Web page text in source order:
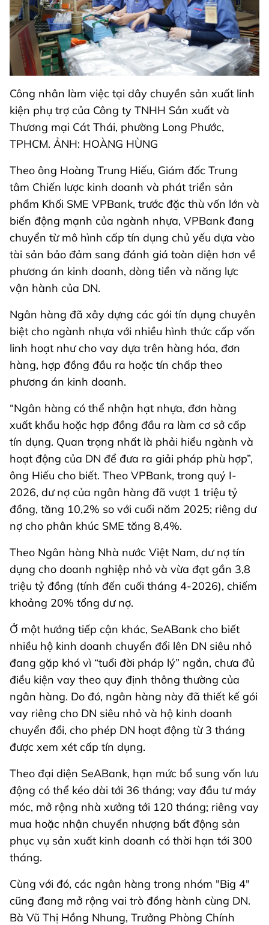
Công nhân làm việc tại dây chuyền sản xuất linh
kiện phụ trợ của Công ty TNHH Sản xuất và
Thương mại Cát Thái, phường Long Phước,
TPHCM. ẢNH: HOÀNG HÙNG
Theo ông Hoàng Trung Hiếu, Giám đốc Trung
tâm Chiến lược kinh doanh và phát triển sản
phẩm Khối SME VPBank, trước đặc thù vốn lớn và
biến động mạnh của ngành nhựa, VPBank đang
chuyển từ mô hình cấp tín dụng chủ yếu dựa vào
tài sản bảo đảm sang đánh giá toàn diện hơn về
phương án kinh doanh, dòng tiền và năng lực
vận hành của DN.
Ngân hàng đã xây dựng các gói tín dụng chuyên
biệt cho ngành nhựa với nhiều hình thức cấp vốn
linh hoạt như cho vay dựa trên hàng hóa, đơn
hàng, hợp đồng đầu ra hoặc tín chấp theo
phương án kinh doanh.
“Ngân hàng có thể nhận hạt nhựa, đơn hàng
xuất khẩu hoặc hợp đồng đầu ra làm cơ sở cấp
tín dụng. Quan trọng nhất là phải hiểu ngành và
hoạt động của DN để đưa ra giải pháp phù hợp”,
ông Hiếu cho biết. Theo VPBank, trong quý I-
2026, dư nợ của ngân hàng đã vượt 1 triệu tỷ
đồng, tăng 10,2% so với cuối năm 2025; riêng dư
nợ cho phân khúc SME tăng 8,4%.
Theo Ngân hàng Nhà nước Việt Nam, dư nợ tín
dụng cho doanh nghiệp nhỏ và vừa đạt gần 3,8
triệu tỷ đồng (tính đến cuối tháng 4-2026), chiếm
khoảng 20% tổng dư nợ.
Ở một hướng tiếp cận khác, SeABank cho biết
nhiều hộ kinh doanh chuyển đổi lên DN siêu nhỏ
đang gặp khó vì “tuổi đời pháp lý” ngắn, chưa đủ
điều kiện vay theo quy định thông thường của
ngân hàng. Do đó, ngân hàng này đã thiết kế gói
vay riêng cho DN siêu nhỏ và hộ kinh doanh
chuyển đổi, cho phép DN hoạt động từ 3 tháng
được xem xét cấp tín dụng.
Theo đại diện SeABank, hạn mức bổ sung vốn lưu
động có thể kéo dài tới 36 tháng; vay đầu tư máy
móc, mở rộng nhà xưởng tới 120 tháng; riêng vay
mua hoặc nhận chuyển nhượng bất động sản
phục vụ sản xuất kinh doanh có thời hạn tới 300
tháng.
Cùng với đó, các ngân hàng trong nhóm "Big 4"
cũng đang mở rộng vai trò đồng hành cùng DN.
Bà Vũ Thị Hồng Nhung, Trưởng Phòng Chính